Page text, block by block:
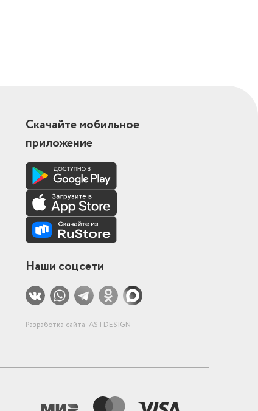
Скачайте мобильное
приложение
Наши соцсети
Разработка сайта ASTDESIGN